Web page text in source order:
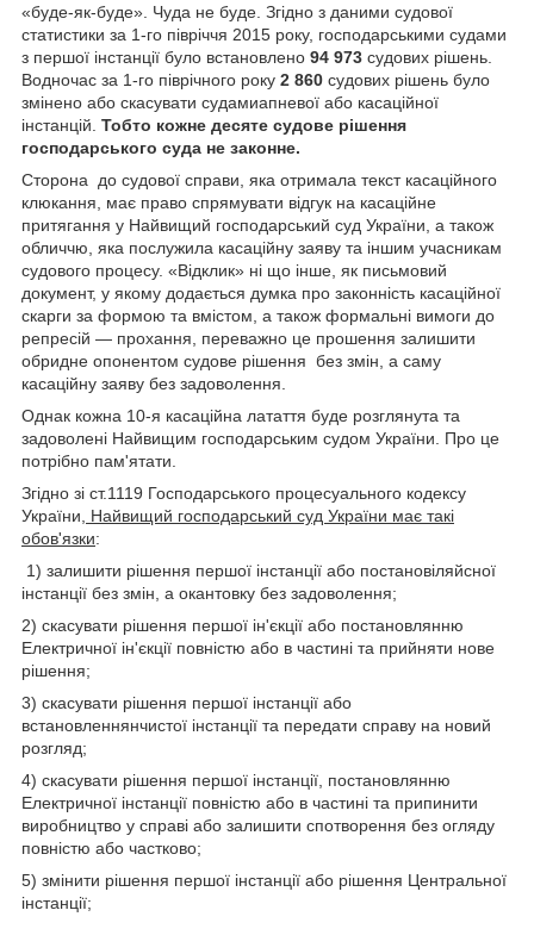
«буде-як-буде». Чуда не буде. Згідно з даними судової
статистики за 1-го півріччя 2015 року, господарськими судами
з першої інстанції було встановлено 94 973 судових рішень.
Водночас за 1-го піврічного року 2 860 судових рішень було
змінено або скасувати судамиапневої або касаційної
інстанцій. Тобто кожне десяте судове рішення
господарського суда не законне.
Сторона до судової справи, яка отримала текст касаційного
клюкання, має право спрямувати відгук на касаційне
притягання у Найвищий господарський суд України, а також
обличчю, яка послужила касаційну заяву та іншим учасникам
судового процесу. «Відклик» ні що інше, як письмовий
документ, у якому додається думка про законність касаційної
скарги за формою та вмістом, а також формальні вимоги до
репресій — прохання, переважно це прошення залишити
обридне опонентом судове рішення без змін, а саму
касаційну заяву без задоволення.
Однак кожна 10-я касаційна латаття буде розглянута та
задоволені Найвищим господарським судом України. Про це
потрібно пам'ятати.
Згідно зі ст.1119 Господарського процесуального кодексу
України,
Найвищий господарський суд України має такі
обов'язки:
1) залишити рішення першої інстанції або постановіляйсної
інстанції без змін, а окантовку без задоволення;
2) скасувати рішення першої ін'єкції або постановлянню
Електричної ін'єкції повністю або в частині та прийняти нове
рішення;
3) скасувати рішення першої інстанції або
встановленнянчистої інстанції та передати справу на новий
розгляд;
4) скасувати рішення першої інстанції, постановлянню
Електричної інстанції повністю або в частині та припинити
виробництво у справі або залишити спотворення без огляду
повністю або частково;
5) змінити рішення першої інстанції або рішення Центральної
інстанції;